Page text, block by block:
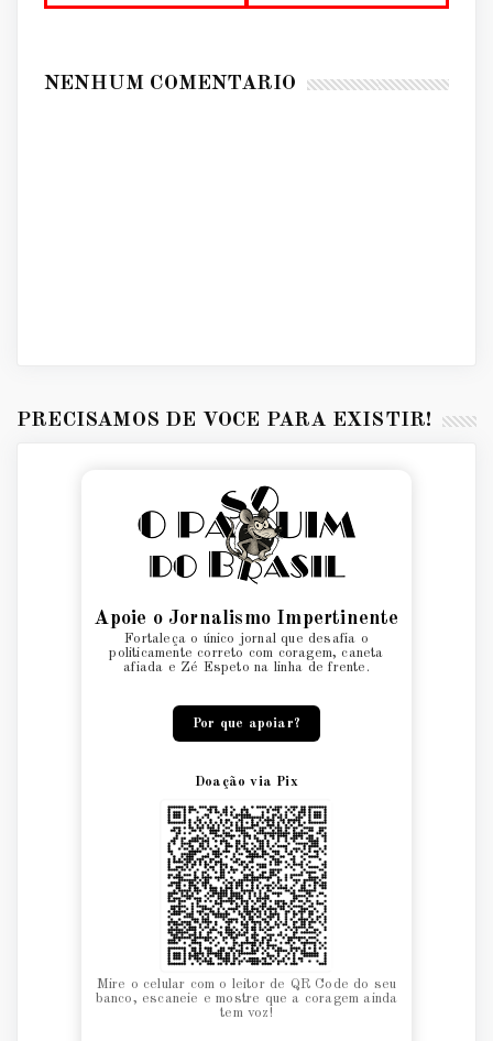
NENHUM COMENTÁRIO
PRECISAMOS DE VOCÊ PARA EXISTIR!
Apoie o Jornalismo Impertinente
Fortaleça o único jornal que desafia o
politicamente correto com coragem, caneta
afiada e Zé Espeto na linha de frente.
Por que apoiar?
Doação via Pix
Mire o celular com o leitor de QR Code do seu
banco, escaneie e mostre que a coragem ainda
tem voz!